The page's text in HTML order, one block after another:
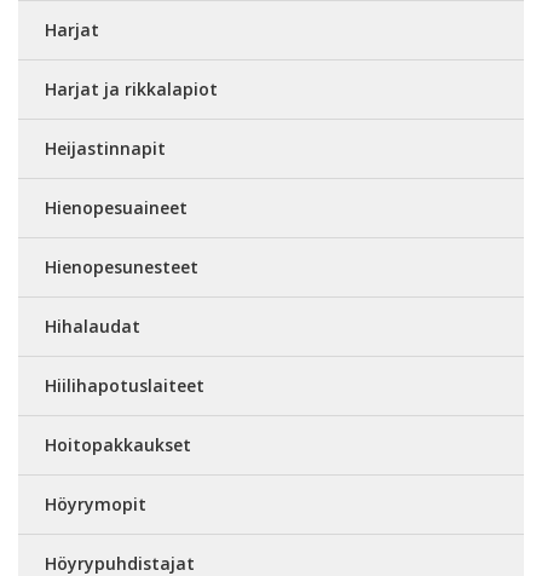
Harjat
Harjat ja rikkalapiot
Heijastinnapit
Hienopesuaineet
Hienopesunesteet
Hihalaudat
Hiilihapotuslaiteet
Hoitopakkaukset
Höyrymopit
Höyrypuhdistajat